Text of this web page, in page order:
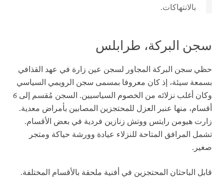
بالانتهاكات.
سجن البركة، طرابلس
حظي سجن البركة المجاور لسجن عين زارة في عهد القذافي
بسمعة سيئة، إذ كان معروفا بمسمى سجن الرويمي السياسي
وكان أغلب نزلائه من الخصوم السياسيين. السجن مُقسم إلى 6
أقسام، منها عنبر العزل للمحتجزين المصابين بأمراض معدية.
زارت هيومن رايتس ووتش زنازين فردية في بعض الأقسام.
تشمل المرافق المتاحة للنزلاء عيادة وورشة حياكة ومتجر
صغير.
قابل الباحثان المحتجزين في أفنية ملحقة بالأقسام المختلفة.